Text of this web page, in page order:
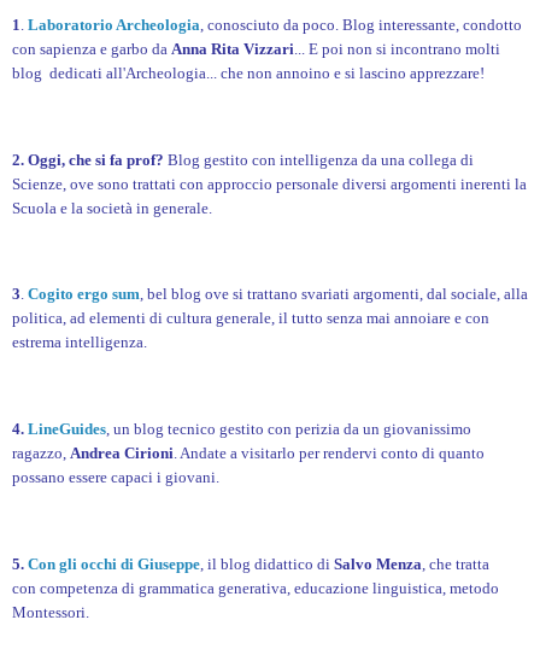
1. Laboratorio Archeologia, conosciuto da poco. Blog interessante, condotto
con sapienza e garbo da Anna Rita Vizzari... E poi non si incontrano molti
blog dedicati all'Archeologia... che non annoino e si lascino apprezzare!
2. Oggi, che si fa prof? Blog gestito con intelligenza da una collega di
Scienze, ove sono trattati con approccio personale diversi argomenti inerenti la
Scuola e la società in generale.
3. Cogito ergo sum, bel blog ove si trattano svariati argomenti, dal sociale, alla
politica, ad elementi di cultura generale, il tutto senza mai annoiare e con
estrema intelligenza.
4. LineGuides , un blog tecnico gestito con perizia da un giovanissimo
ragazzo, Andrea Cirioni . Andate a visitarlo per rendervi conto di quanto
possano essere capaci i giovani.
5. Con gli occhi di Giuseppe , il blog didattico di Salvo Menza , che tratta
con competenza di grammatica generativa, educazione linguistica, metodo
Montessori.